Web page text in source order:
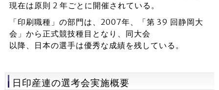
現在は原則 2 年ごとに開催されている。
「印刷職種」の部門は、2007年、「第 39 回静岡大
会」から正式競技種目となり、同大会
以降、日本の選手は優秀な成績を残している。
日印産連の選考会実施概要